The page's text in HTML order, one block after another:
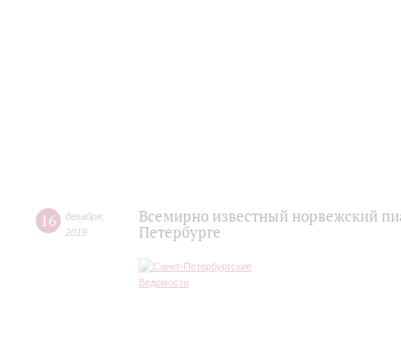
16 декабря
2019
Всемирно известный норвежский
Петербурге